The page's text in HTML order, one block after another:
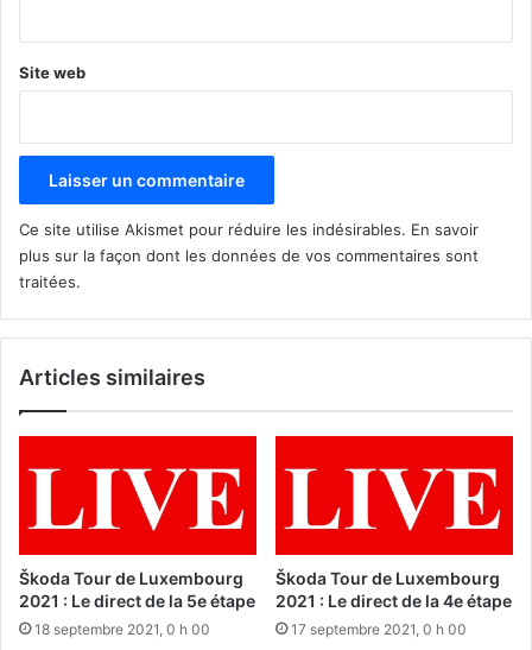
Site web
Ce site utilise Akismet pour réduire les indésirables. En savoir
plus sur la façon dont les données de vos commentaires sont
traitées.
Articles similaires
Škoda Tour de Luxembourg
2021 : Le direct de la 5e étape
18 septembre 2021, 0 h 00
Škoda Tour de Luxembourg
2021 : Le direct de la 4e étape
17 septembre 2021, 0 h 00